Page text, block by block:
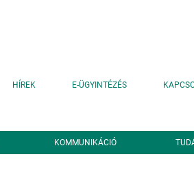
HÍREK E-ÜGYINTÉZÉS
KOMMUNIKÁCIÓ